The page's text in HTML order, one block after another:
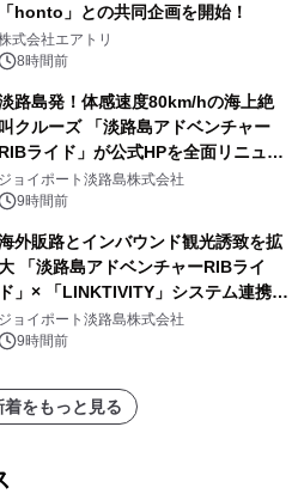
「honto」との共同企画を開始！
式会社エアトリ
8時間前
路島発！体感速度80km/hの海上絶
叫クルーズ 「淡路島アドベンチャー
RIBライド」が公式HPを全面リニュー
アル！ ～スマホで即予約完了の「スマ
ト設計」へ刷新～
ジョイポート淡路島株式会社
9時間前
外販路とインバウンド観光誘致を拡
「淡路島アドベンチャーRIBライ
ド」× 「LINKTIVITY」システム連携を
開始！
ジョイポート淡路島株式会社
9時間前
着をもっと見る